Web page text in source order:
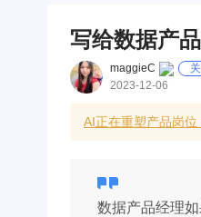
写给数据产
maggieC
2023-12-06
AI正在重塑产品岗位
数据产品经理